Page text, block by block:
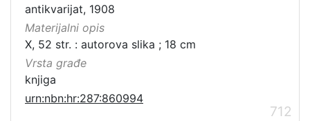
antikvarijat, 1908
Materijalni opis
X, 52 str. : autorova slika ; 18 cm
Vrsta građe
knjiga
urn:nbn:hr:287:860994
712